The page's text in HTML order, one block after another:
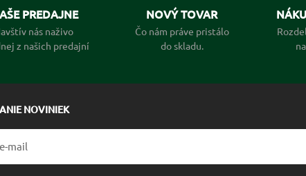
PREDAJNE
nás naživo
z našich predajní
NOVÝ TOVAR
Čo nám práve pristálo
do skladu.
NOVINIEK